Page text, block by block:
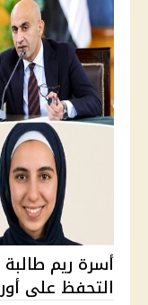
التحفظ على